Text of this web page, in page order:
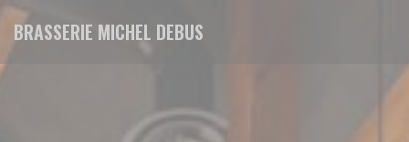
Personnalisation de vos choix en matière de cookies
BRASSERIE MICHEL DEBUS